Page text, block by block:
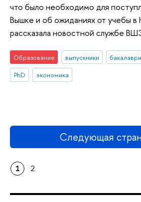
что было необходимо для
Вышке и об ожиданиях от учебы
рассказала новостной службе
Образование выпускники
PhD
экономика
Следующая
1 2